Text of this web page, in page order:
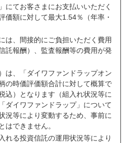
にてお客さまにお支払いいただく
価額に対して最大1.54％（年率・
は、間接的にご負担いただく費用
託報酬）、監査報酬等の費用が発
は、「ダイワファンドラップオン
の時価評価額合計に対して概算で
込）となります（組入れ状況等に
ダイワファンドラップ」について
況等により変動するため、事前に
はできません。
れる投資信託の運用状況等により